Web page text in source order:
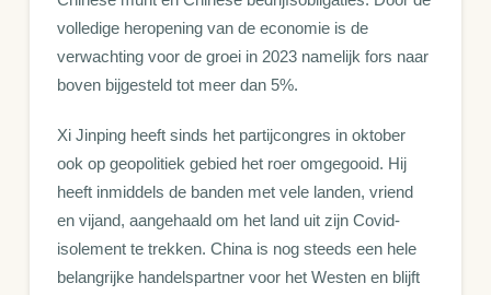
volledige heropening van de economie is de
verwachting voor de groei in 2023 namelijk fors naar
boven bijgesteld tot meer dan 5%.
Xi Jinping heeft sinds het partijcongres in oktober
ook op geopolitiek gebied het roer omgegooid. Hij
heeft inmiddels de banden met vele landen, vriend
en vijand, aangehaald om het land uit zijn Covid-
isolement te trekken. China is nog steeds een hele
belangrijke handelspartner voor het Westen en blijft